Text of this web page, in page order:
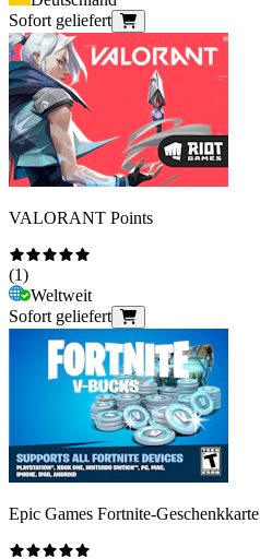
Sofort geliefert
VALORANT Points
(1)
Weltweit
Sofort geliefert
Epic Games Fortnite-Geschenkkarte